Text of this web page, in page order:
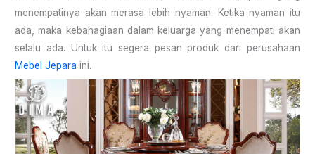
menempatinya akan merasa lebih nyaman. Ketika nyaman itu
ada, maka kebahagiaan dalam keluarga yang menempati akan
selalu ada. Untuk itu segera pesan produk dari perusahaan
Mebel Jepara ini.